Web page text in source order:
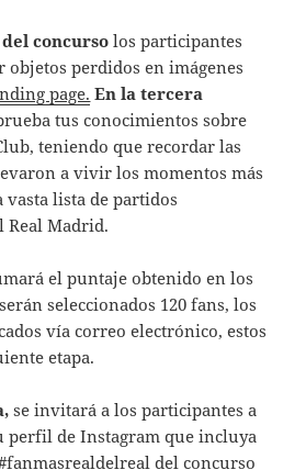
concurso los participantes
objetos perdidos en imágenes
page. En la tercera
tus conocimientos sobre
teniendo que recordar las
a vivir los momentos más
vasta lista de partidos
Madrid.
el puntaje obtenido en los
seleccionados 120 fans, los
vía correo electrónico, estos
etapa.
se invitará a los participantes a
perfil de Instagram que incluya
del concurso